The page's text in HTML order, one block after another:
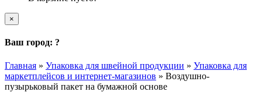
×
Ваш город: ?
Главная » Упаковка для швейной продукции » Упаковка для
маркетплейсов и интернет-магазинов » Воздушно-
пузырьковый пакет на бумажной основе